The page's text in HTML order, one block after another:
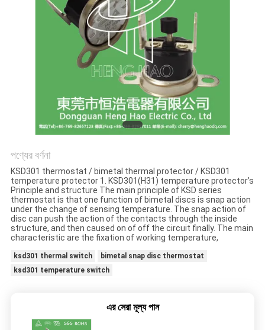
PRIVACY
POLICY
পণ্যের বর্ণনা
KSD301 thermostat / bimetal thermal protector / KSD301
temperature protector 1. KSD301(H31) temperature protector’s
Principle and structure The main principle of KSD series
thermostat is that one function of bimetal discs is snap action
under the change of sensing temperature. The snap action of
disc can push the action of the contacts through the inside
structure, and then caused on of off the circuit finally. The main
characteristic are the fixation of working temperature,
ksd301 thermal switch
bimetal snap disc thermostat
ksd301 temperature switch
এর সেরা মূল্য পান